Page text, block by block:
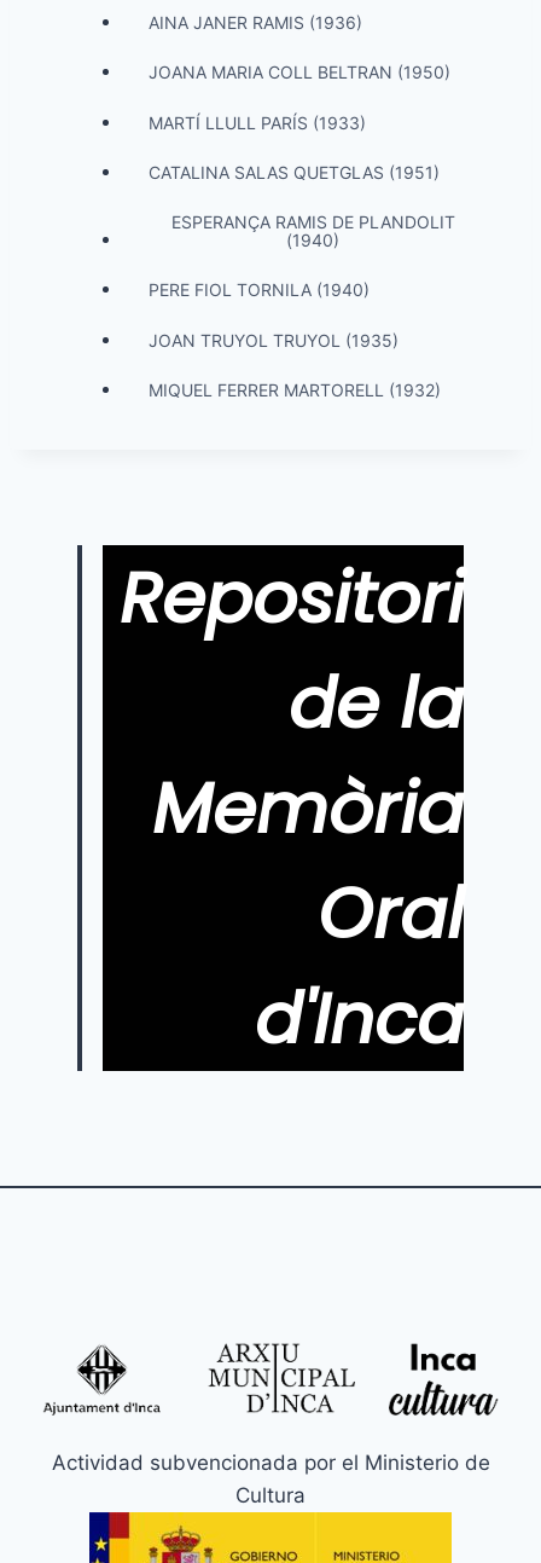
AINA JANER RAMIS (1936)
JOANA MARIA COLL BELTRAN (1950)
MARTÍ LLULL PARÍS (1933)
CATALINA SALAS QUETGLAS (1951)
ESPERANÇA RAMIS DE PLANDOLIT
(1940)
PERE FIOL TORNILA (1940)
JOAN TRUYOL TRUYOL (1935)
MIQUEL FERRER MARTORELL (1932)
Repositori
de la
Memòria
Oral
d'Inca
Actividad subvencionada por el Ministerio de
Cultura